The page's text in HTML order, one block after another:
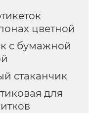
цветной
с бумажной
стаканчик
для